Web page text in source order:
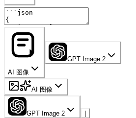
AI 图像
GPT Image 2
AI 图像
GPT Image 2